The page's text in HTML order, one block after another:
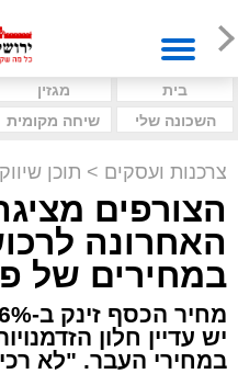
בית מגזין
השכונה שלי
שיחה מקומית
צרכנות ועסקים > תוכן
הצורפים
האחרונה
במחירים של
יש עדיין חלון
במחירי העבר. "לא